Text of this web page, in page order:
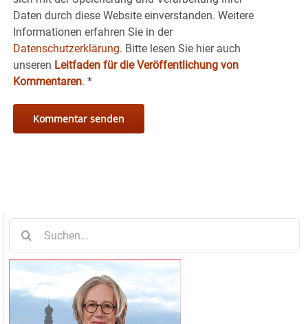
Daten durch diese Website einverstanden. Weitere
Informationen erfahren Sie in der
Datenschutzerklärung. Bitte lesen Sie hier auch
unseren Leitfaden für die Veröffentlichung von
Kommentaren. *
nach: